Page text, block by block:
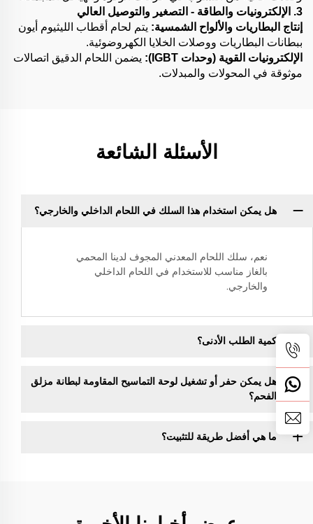
3. الإلكترونيات والطاقة - التصغير والتوصيل العالي
إنتاج البطاريات والألواح الشمسية: يتم لحام أقطاب الليثيوم أيون
ببطانات البطاريات ووصلات الخلايا الكهروضوئية.
الإلكترونيات القوية (وحدات IGBT):
يضمن اللحام الدقيق اتصالات
موثوقة في المحولات والمبدلات.
الأسئلة الشائعة
هل يمكن استخدام هذا السلك في اللحام الداخلي والخارجي؟
نعم، سلك اللحام المعدني المجوف لدينا المحمي
بالغاز مناسب للاستخدام في اللحام الداخلي
والخارجي.
كمية الطلب الأدنى؟
هل يمكن حفر أو تشغيل لوحة التماسيح المقاومة لبطانة مزلق
الفحم؟
ما هي أفضل طريقة للتثبيت؟